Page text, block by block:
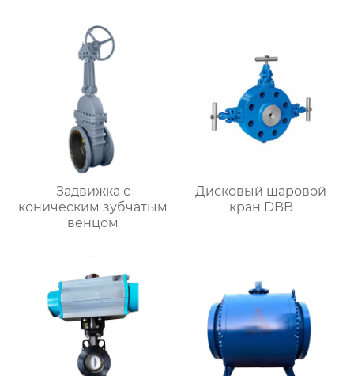
Задвижка с
коническим зубчатым
венцом
Дисковый шаровой
кран DBB